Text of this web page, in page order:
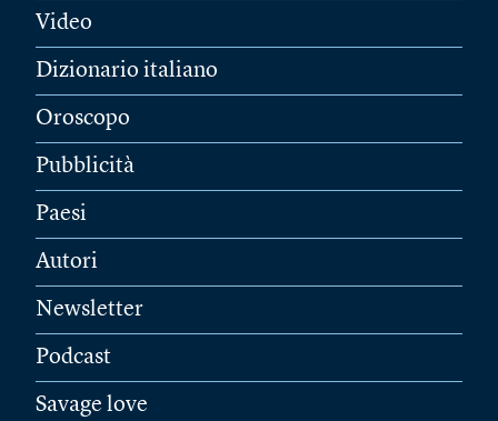
Video
Dizionario italiano
Oroscopo
Pubblicità
Paesi
Autori
Newsletter
Podcast
Savage love